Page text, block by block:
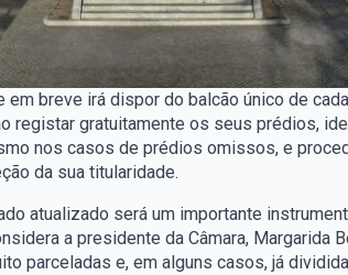
em breve irá dispor do balcão único de
registar gratuitamente os seus prédios,
nos casos de prédios omissos, e
da sua titularidade.
atualizado será um importante
a presidente da Câmara, Margarida
parceladas e, em alguns casos, já